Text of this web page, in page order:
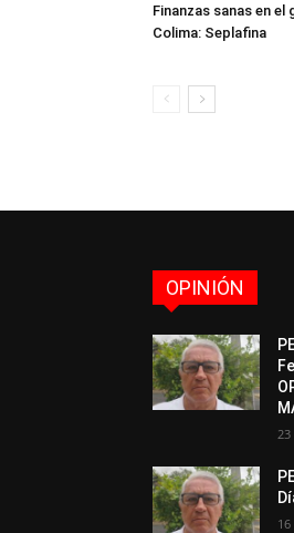
Finanzas sanas en el
Colima: Seplafina
OPINIÓN